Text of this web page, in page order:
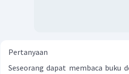
Pertanyaan
Seseorang dapat membaca buku